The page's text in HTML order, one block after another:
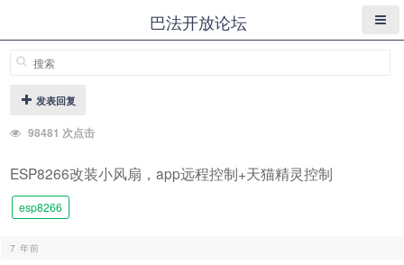
巴法开放论坛
发表回复
98481 次点击
ESP8266改装小风扇，app远程控制+天猫精灵控制
esp8266
7 年前